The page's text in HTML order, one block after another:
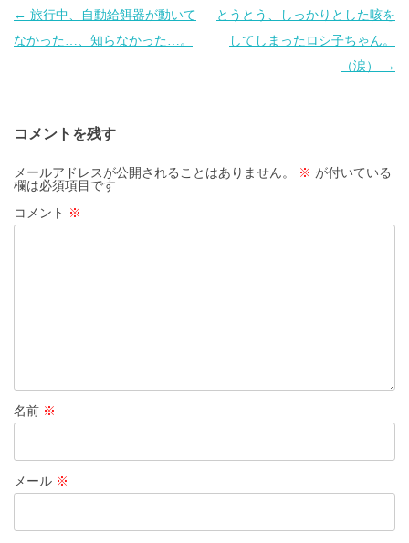
投
稿
ー
シ
ョ
ン
← 旅行中、自動給餌器が動いて
なかった…、知らなかった…。
とうとう、しっかりとした咳を
してしまったロシ子ちゃん。
（涙）
→
コメントを残す
メールアドレスが公開されることはありません。 ※ が付いている
欄は必須項目です
コメント ※
名前 ※
メール ※